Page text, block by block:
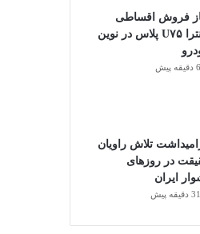
فروش اقساطی
اونترا U۷۵ پلاس در نوین
6 دقیقه پیش
تلاش راویان
در روزهای
ایران
31 دقیقه پیش